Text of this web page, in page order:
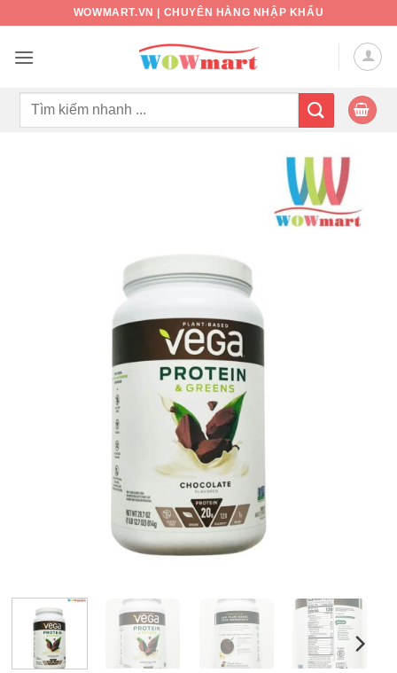
nội
WOWMART.VN | CHUYÊN HÀNG NHẬP KHẨU
Tìm